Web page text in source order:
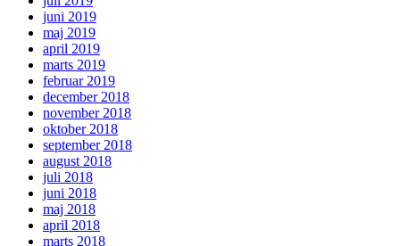
juni 2019
maj 2019
april 2019
marts 2019
februar 2019
december 2018
november 2018
oktober 2018
september 2018
august 2018
juli 2018
juni 2018
maj 2018
april 2018
marts 2018